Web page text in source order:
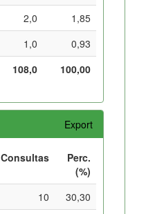
2,0
1,85
1,0
0,93
108,0
100,00
Export
Consultas
Perc.
(%)
10
30,30